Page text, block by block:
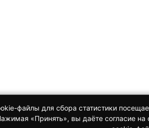
файлы для сбора статистики
«Принять», вы даёте согласие